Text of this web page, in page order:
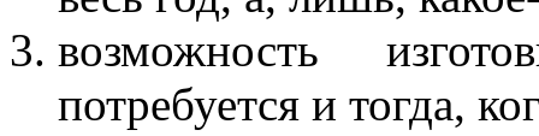
возможность
потребуется и тогда,